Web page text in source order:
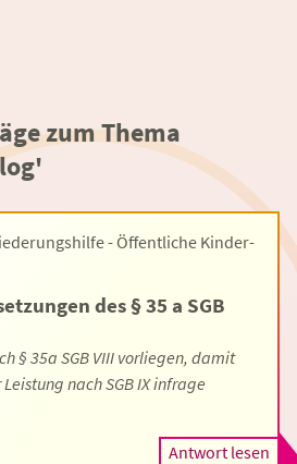
zum Thema
- Öffentliche Kinder-
des § 35 a SGB
§ 35a SGB VIII vorliegen, damit
nach SGB IX infrage
Antwort lesen